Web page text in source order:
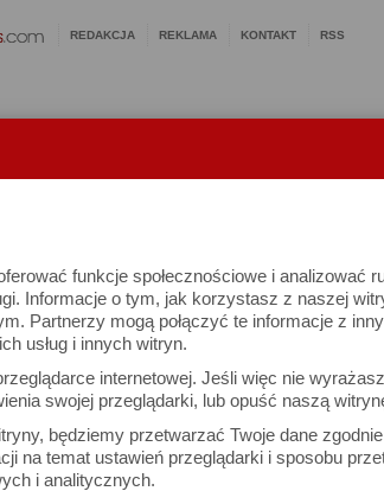
funkcje społecznościowe i analizować
Informacje o tym, jak korzystasz z naszej
Partnerzy mogą połączyć te informacje z
usług i innych witryn.
internetowej. Jeśli więc nie
swojej przeglądarki, lub opuść naszą
będziemy przetwarzać Twoje dane
na temat ustawień przeglądarki i sposobu
i analitycznych.
REDAKCJA REKLAMA KONTAKT RSS
Podziel się
Komentarze: 30
Test